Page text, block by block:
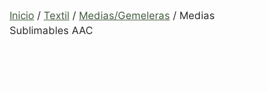
Inicio / Textil / Medias/Gemeleras / Medias
Sublimables AAC